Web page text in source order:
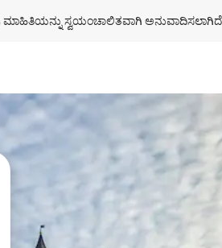
ಮಾಹಿತಿಯನ್ನು ಸ್ವಯಂಚಾಲಿತವಾಗಿ